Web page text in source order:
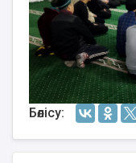
Бөлісу: